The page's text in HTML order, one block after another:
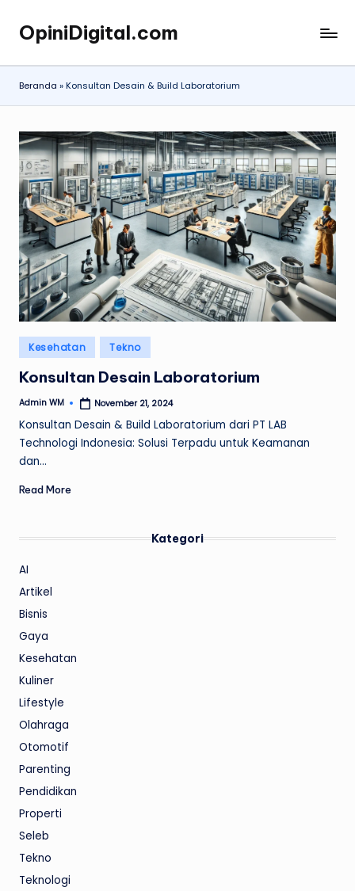
Skip
content
OpiniDigital.com
Opini
Digital
Terupdate
Beranda »Konsultan Desain & Build Laboratorium
Posted
in
Kesehatan Tekno
Konsultan Desain Laboratorium
Posted
Admin WM November 21, 2024
Konsultan Desain & Build Laboratorium dari PT LAB
Technologi Indonesia: Solusi Terpadu untuk Keamanan
dan…
Read More
Kategori
AI
Artikel
Bisnis
Gaya
Kesehatan
Kuliner
Lifestyle
Olahraga
Otomotif
Parenting
Pendidikan
Properti
Seleb
Tekno
Teknologi